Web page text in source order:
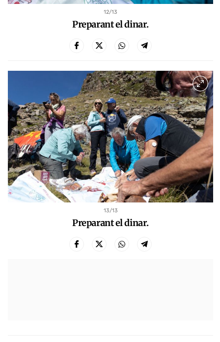
12/13
Preparant el dinar.
13/13
Preparant el dinar.